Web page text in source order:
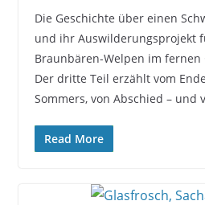
Die Geschichte über einen
und ihr Auswilderungsprojekt
Braunbären-Welpen im fernen
Der dritte Teil erzählt vom
Sommers, von Abschied – und
Read More